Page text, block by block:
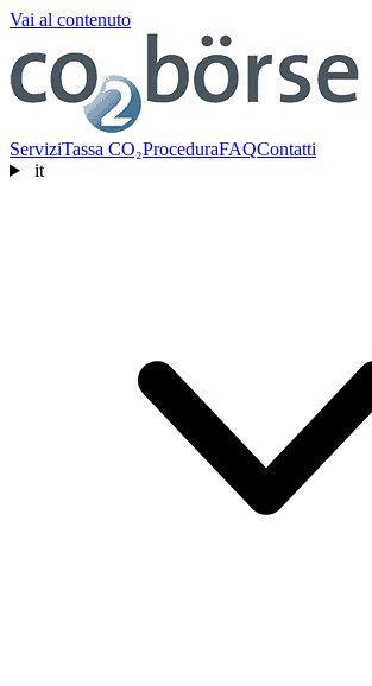
Vai al contenuto
ServiziTassa CO₂ProceduraFAQContatti
it